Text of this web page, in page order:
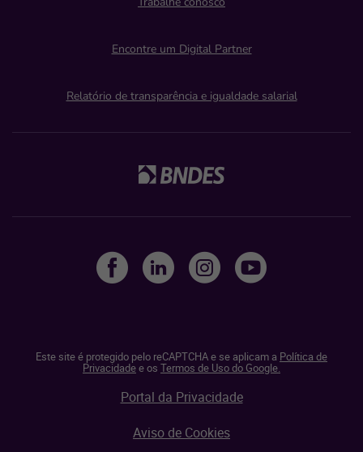
Encontre um Digital Partner
Relatório de transparência e igualdade salarial
Este site é protegido pelo reCAPTCHA e se aplicam a Política de
Privacidadee os Termos de Uso do Google.
Portal da Privacidade
Aviso de Cookies